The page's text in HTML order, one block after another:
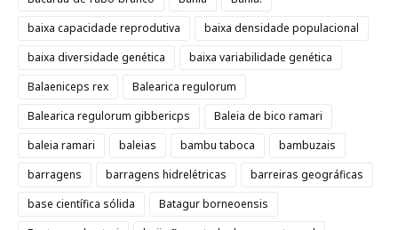
baixa capacidade reprodutiva
baixa densidade populacional
baixa diversidade genética
baixa variabilidade genética
Balaeniceps rex
Balearica regulorum
Balearica regulorum gibbericps
Baleia de bico ramari
baleia ramari
baleias bambu taboca
bambuzais
barragens
barragens hidrelétricas
barreiras geográficas
base científica sólida
Batagur borneoensis